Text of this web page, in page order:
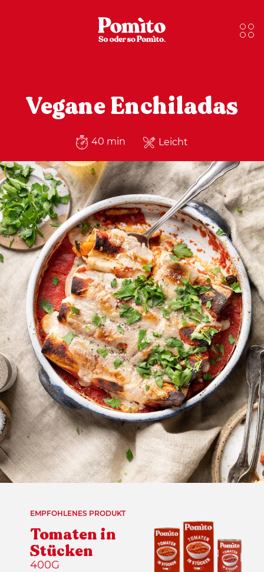
Vegane Enchiladas
40 min Leicht
EMPFOHLENES PRODUKT
Tomaten in
Stücken
400G